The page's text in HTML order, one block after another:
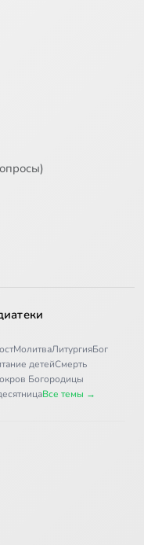
МолитваЛитургияБог
детейСмерть
Богородицы
Все темы →